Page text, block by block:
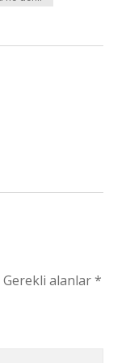
Gerekli alanlar*